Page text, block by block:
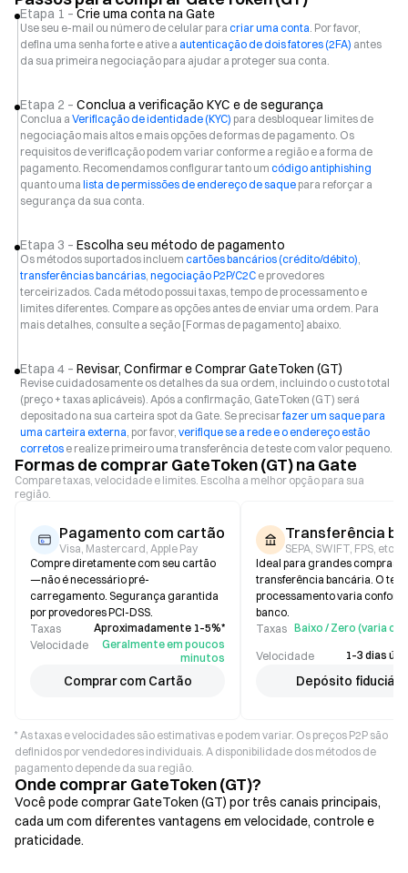
Etapa 1 – Crie uma conta na Gate
Use seu e-mail ou número de celular para criar uma conta. Por favor,
defina uma senha forte e ative a autenticação de dois fatores (2FA) antes
da sua primeira negociação para ajudar a proteger sua conta.
Etapa 2 – Conclua a verificação KYC e de segurança
Conclua a Verificação de identidade (KYC) para desbloquear limites de
negociação mais altos e mais opções de formas de pagamento. Os
requisitos de verificação podem variar conforme a região e a forma de
pagamento. Recomendamos configurar tanto um código antiphishing
quanto uma lista de permissões de endereço de saque para reforçar a
segurança da sua conta.
Etapa 3 – Escolha seu método de pagamento
Os métodos suportados incluem cartões bancários (crédito/débito),
transferências bancárias, negociação P2P/C2C e provedores
terceirizados. Cada método possui taxas, tempo de processamento e
limites diferentes. Compare as opções antes de enviar uma ordem. Para
mais detalhes, consulte a seção [Formas de pagamento] abaixo.
Etapa 4 – Revisar, Confirmar e Comprar GateToken (GT)
Revise cuidadosamente os detalhes da sua ordem, incluindo o custo total
(preço + taxas aplicáveis). Após a confirmação, GateToken (GT) será
depositado na sua carteira spot da Gate. Se precisarfazer um saque para
uma carteira externa, por favor, verifique se a rede e o endereço estão
corretos e realize primeiro uma transferência de teste com valor pequeno.
Formas de comprar GateToken (GT) na Gate
Compare taxas, velocidade e limites. Escolha a melhor opção para sua
região.
Pagamento com cartão
Visa, Mastercard, Apple Pay
Compre diretamente com seu cartão
—não é necessário pré-
carregamento. Segurança garantida
por provedores PCI-DSS.
Taxas
Aproximadamente 1–5%*
Velocidade
Geralmente em poucos
minutos
Comprar com Cartão
Transferência
SEPA, SWIFT, FPS, etc.
Ideal para grandes compras
transferência bancária. O
processamento varia
banco.
Taxas Baixo / Zero (varia
Velocidade 1–3 dias
Depósito
* As taxas e velocidades são estimativas e podem variar. Os preços P2P são
definidos por vendedores individuais. A disponibilidade dos métodos de
pagamento depende da sua região.
Onde comprar GateToken (GT)?
Você pode comprar GateToken (GT) por três canais principais,
cada um com diferentes vantagens em velocidade, controle e
praticidade.